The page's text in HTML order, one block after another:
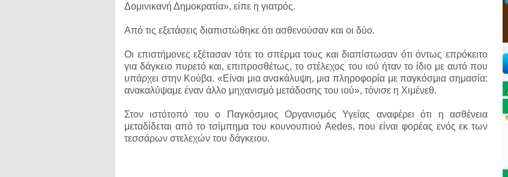
Δομινικανή Δημοκρατία», είπε η γιατρός.
Από τις εξετάσεις διαπιστώθηκε ότι ασθενούσαν και οι δύο.
Οι επιστήμονες εξέτασαν τότε το σπέρμα τους και διαπίστωσαν ότι όντως επρόκειτο
για δάγκειο πυρετό και, επιπροσθέτως, το στέλεχος του ιού ήταν το ίδιο με αυτό που
υπάρχει στην Κούβα. «Είναι μια ανακάλυψη, μια πληροφορία με παγκόσμια σημασία:
ανακαλύψαμε έναν άλλο μηχανισμό μετάδοσης του ιού», τόνισε η Χιμένεθ.
Στον ιστότοπό του ο Παγκόσμιος Οργανισμός Υγείας αναφέρει ότι η ασθένεια
μεταδίδεται από το τσίμπημα του κουνουπιού Aedes, που είναι φορέας ενός εκ των
τεσσάρων στελεχών του δάγκειου.